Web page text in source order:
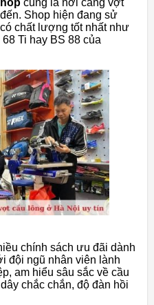
Shop hiện đang sử
chất lượng tốt nhất như
Ti hay BS 88 của
chính sách ưu đãi dành
đội ngũ nhân viên lành
am hiểu sâu sắc về cầu
chắc chắn, độ đàn hồi